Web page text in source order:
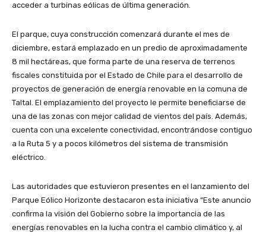
acceder a turbinas eólicas de última generación.
El parque, cuya construcción comenzará durante el mes de
diciembre, estará emplazado en un predio de aproximadamente
8 mil hectáreas, que forma parte de una reserva de terrenos
fiscales constituida por el Estado de Chile para el desarrollo de
proyectos de generación de energía renovable en la comuna de
Taltal. El emplazamiento del proyecto le permite beneficiarse de
una de las zonas con mejor calidad de vientos del país. Además,
cuenta con una excelente conectividad, encontrándose contiguo
a la Ruta 5 y a pocos kilómetros del sistema de transmisión
eléctrico.
Las autoridades que estuvieron presentes en el lanzamiento del
Parque Eólico Horizonte destacaron esta iniciativa “Este anuncio
confirma la visión del Gobierno sobre la importancia de las
energías renovables en la lucha contra el cambio climático y, al